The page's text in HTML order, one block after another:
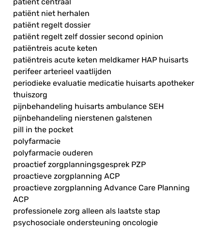
patiënt niet herhalen
patiënt regelt dossier
patiënt regelt zelf dossier second opinion
patiëntreis acute keten
patiëntreis acute keten meldkamer HAP huisarts
perifeer arterieel vaatlijden
periodieke evaluatie medicatie huisarts apotheker
thuiszorg
pijnbehandeling huisarts ambulance SEH
pijnbehandeling nierstenen galstenen
pill in the pocket
polyfarmacie
polyfarmacie ouderen
proactief zorgplanningsgesprek PZP
proactieve zorgplanning ACP
proactieve zorgplanning Advance Care Planning
ACP
professionele zorg alleen als laatste stap
psychosociale ondersteuning oncologie